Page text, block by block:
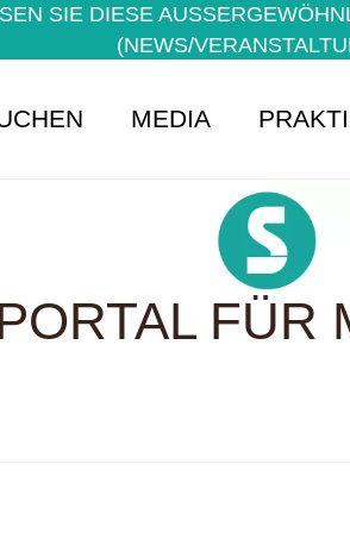
SIE DIESE
NEWS/
MEDIA